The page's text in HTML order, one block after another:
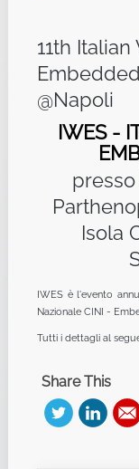
11th
@Napoli
IWES -
Isola
IWES è l'evento
Nazionale CINI -
Tutti i dettagli al
Share This